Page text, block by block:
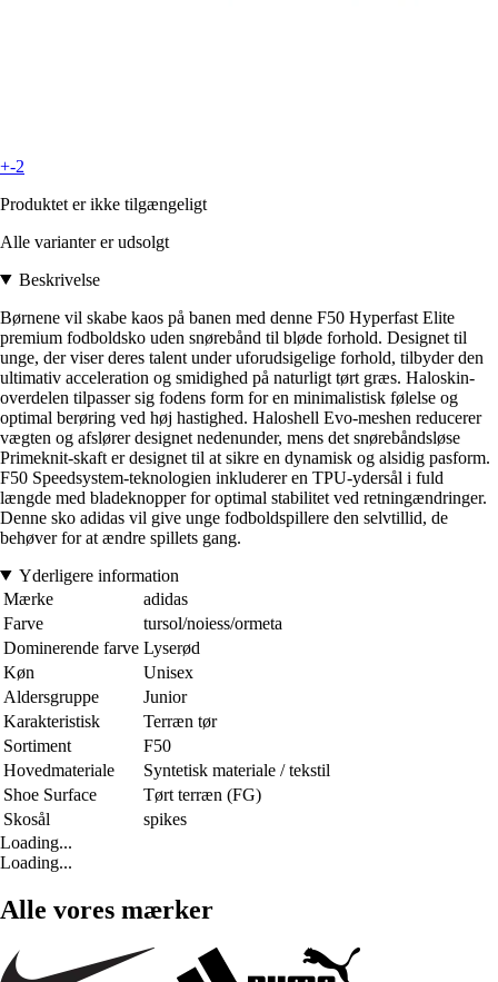
+-2
Produktet er ikke tilgængeligt
Alle varianter er udsolgt
Beskrivelse
Børnene vil skabe kaos på banen med denne F50 Hyperfast Elite
premium fodboldsko uden snørebånd til bløde forhold. Designet til
unge, der viser deres talent under uforudsigelige forhold, tilbyder den
ultimativ acceleration og smidighed på naturligt tørt græs. Haloskin-
overdelen tilpasser sig fodens form for en minimalistisk følelse og
optimal berøring ved høj hastighed. Haloshell Evo-meshen reducerer
vægten og afslører designet nedenunder, mens det snørebåndsløse
Primeknit-skaft er designet til at sikre en dynamisk og alsidig pasform.
F50 Speedsystem-teknologien inkluderer en TPU-ydersål i fuld
længde med bladeknopper for optimal stabilitet ved retningændringer.
Denne sko adidas vil give unge fodboldspillere den selvtillid, de
behøver for at ændre spillets gang.
Yderligere information
Mærke
adidas
Farve
tursol/noiess/ormeta
Dominerende farve Lyserød
Køn
Unisex
Aldersgruppe
Junior
Karakteristisk
Terræn tør
Sortiment
F50
Hovedmateriale
Syntetisk materiale / tekstil
Shoe Surface
Tørt terræn (FG)
Skosål
spikes
Loading...
Loading...
Alle vores mærker